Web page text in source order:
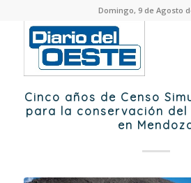
Domingo, 9 de Agosto
Cinco años de Censo
para la conservación
en